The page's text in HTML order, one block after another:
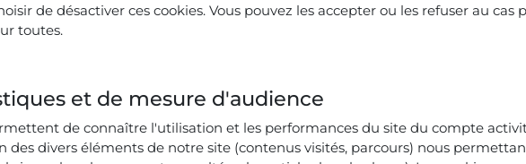
de désactiver ces cookies. Vous pouvez les accepter ou les refuser au cas
toutes.
et de mesure d'audience
de connaître l'utilisation et les performances du site du compte
divers éléments de notre site (contenus visités, parcours) nous